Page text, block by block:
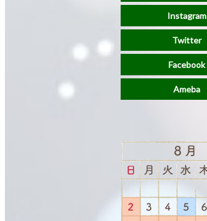
Instagram
Twitter
Facebook
Ameba